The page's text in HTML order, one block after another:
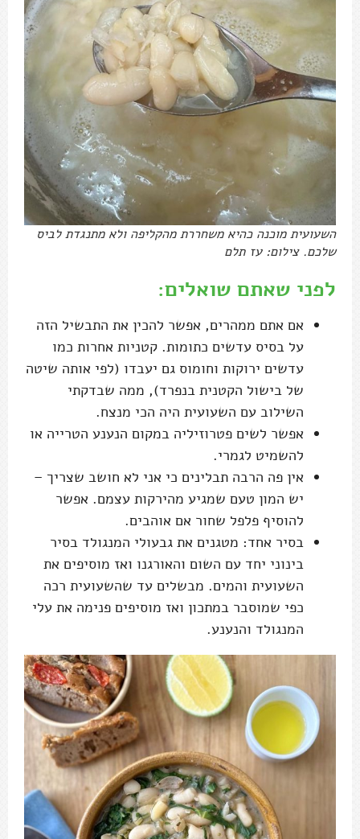
השעועית מוכנה כהיא משחררת מהקליפה ולא מתנגדת לביס
שלכם. צילום: עז תלם
לפני שאתם שואלים:
אם אתם ממהרים, אפשר להכין את התבשיל הזה
על בסיס עדשים כתומות. קטניות אחרות כמו
עדשים ירוקות וחומוס גם יעבדו (לפי אותה שיטה
של בישול הקטנית בנפרד), ממה שבדקתי
השילוב עם השעועית היה הכי מנצח.
אפשר לשים פטרוזיליה במקום הנענע הטרייה או
להשמיט לגמרי.
אין פה הרבה תבלינים כי אני לא חושב שצריך –
יש המון טעם שמגיע מהירקות עצמם. אפשר
להוסיף פלפל שחור אם אוהבים.
בסיר אחד: מטגנים את גבעולי המנגולד בסיר
בינוני יחד עם השום והאורגנו ואז מוסיפים את
השעועית והמים. מבשלים עד שהשעועית רכה
כפי שמוסבר במתכון ואז מוסיפים פנימה את עלי
המנגולד והנענע.